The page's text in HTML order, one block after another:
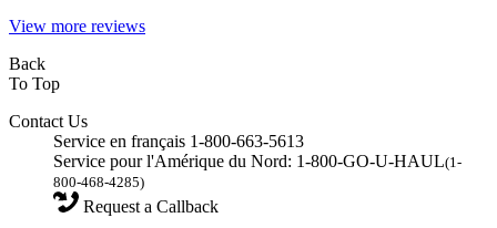
View more reviews
Back
To Top
Contact Us
Service en français 1-800-663-5613
Service pour l'Amérique du Nord: 1-800-GO-U-HAUL(1-
800-468-4285)
Request a Callback